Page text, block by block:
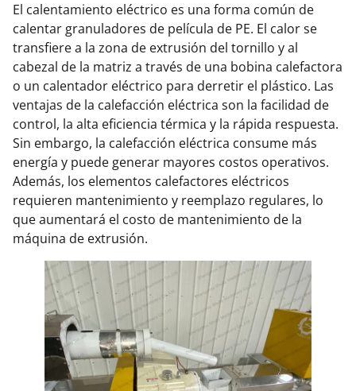
El calentamiento eléctrico es una forma común de
calentar granuladores de película de PE. El calor se
transfiere a la zona de extrusión del tornillo y al
cabezal de la matriz a través de una bobina calefactora
o un calentador eléctrico para derretir el plástico. Las
ventajas de la calefacción eléctrica son la facilidad de
control, la alta eficiencia térmica y la rápida respuesta.
Sin embargo, la calefacción eléctrica consume más
energía y puede generar mayores costos operativos.
Además, los elementos calefactores eléctricos
requieren mantenimiento y reemplazo regulares, lo
que aumentará el costo de mantenimiento de la
máquina de extrusión.